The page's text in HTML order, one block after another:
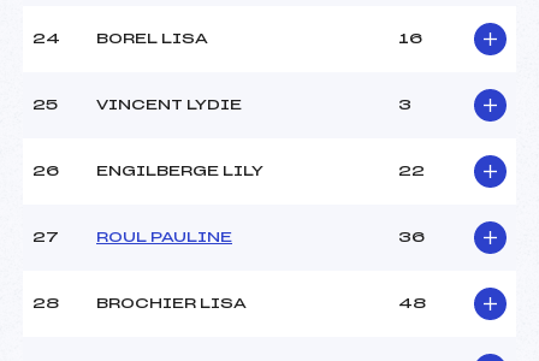
24 BOREL LISA 16
25 VINCENT LYDIE 3
26 ENGILBERGE LILY 22
27 ROUL PAULINE 36
28 BROCHIER LISA 48